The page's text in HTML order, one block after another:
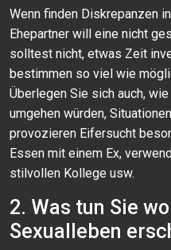
Wenn finden Diskrepanzen
Ehepartner will eine nicht
solltest nicht, etwas Zeit
bestimmen so viel wie
Überlegen Sie sich auch,
umgehen würden,
provozieren Eifersucht
Essen mit einem Ex,
stilvollen Kollege usw.
2. Was tun Sie
Sexualleben